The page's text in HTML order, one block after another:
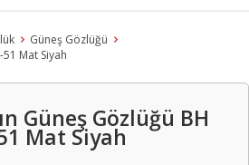
Güneş Gözlüğü
Mat Siyah
Güneş Gözlüğü BH
Mat Siyah